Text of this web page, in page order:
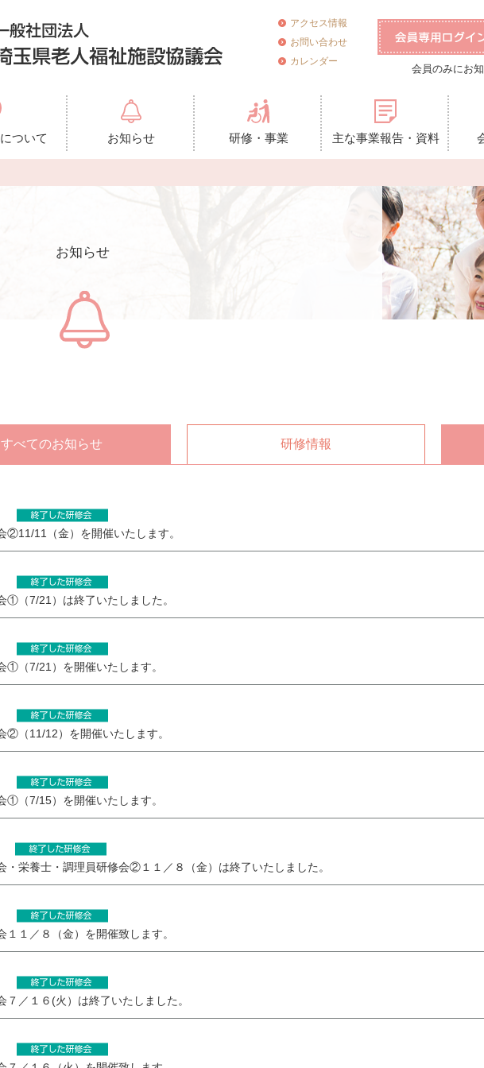
会員のみにお
ついて お知らせ 研修・事業 主な事業報告・資料
アクセス情報
お問い合わせ
カレンダー
お知らせ
すべてのお知らせ 研修情報
②11/11（金）を開催いたします。
①（7/21）は終了いたしました。
①（7/21）を開催いたします。
②（11/12）を開催いたします。
①（7/15）を開催いたします。
・栄養士・調理員研修会②１１／８（金）は終了いたしました。
１１／８（金）を開催致します。
７／１６(火）は終了いたしました。